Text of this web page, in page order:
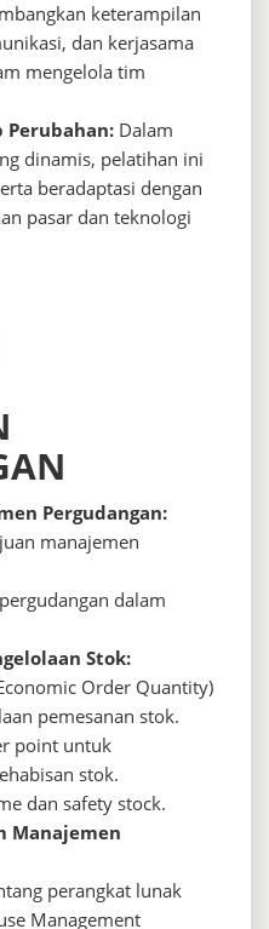
keterampilan
dan kerjasama
mengelola tim
Perubahan: Dalam
dinamis, pelatihan ini
beradaptasi dengan
pasar dan teknologi
Pergudangan:
manajemen
dalam
Stok:
Order Quantity)
pemesanan stok.
point untuk
stok.
dan safety stock.
Manajemen
perangkat lunak
Management